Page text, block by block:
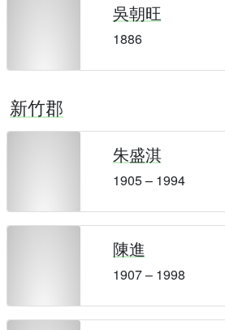
吳朝旺
1886
新竹郡
朱盛淇
1905 – 1994
陳進
1907 – 1998